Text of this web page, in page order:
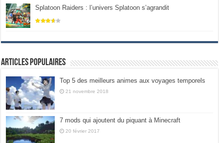
Splatoon Raiders : l’univers Splatoon s’agrandit
Articles populaires
Top 5 des meilleurs animes aux voyages temporels
21 novembre 2018
7 mods qui ajoutent du piquant à Minecraft
20 février 2017